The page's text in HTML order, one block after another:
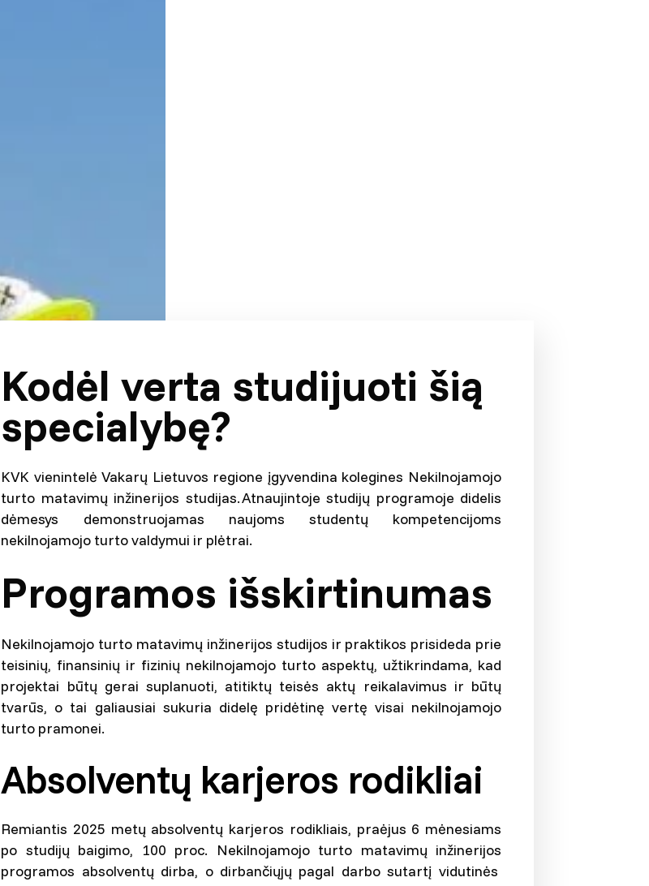
Kodėl verta studijuoti šią
specialybę?
KVK vienintelė Vakarų Lietuvos regione įgyvendina kolegines Nekilnojamojo
turto matavimų inžinerijos studijas. Atnaujintoje studijų programoje didelis
dėmesys demonstruojamas naujoms studentų kompetencijoms
nekilnojamojo turto valdymui ir plėtrai.
Programos išskirtinumas
Nekilnojamojo turto matavimų inžinerijos studijos ir praktikos prisideda prie
teisinių, finansinių ir fizinių nekilnojamojo turto aspektų, užtikrindama, kad
projektai būtų gerai suplanuoti, atitiktų teisės aktų reikalavimus ir būtų
tvarūs, o tai galiausiai sukuria didelę pridėtinę vertę visai nekilnojamojo
turto pramonei.
Absolventų karjeros rodikliai
Remiantis 2025 metų absolventų karjeros rodikliais, praėjus 6 mėnesiams
po studijų baigimo, 100 proc. Nekilnojamojo turto matavimų inžinerijos
programos absolventų dirba, o dirbančiųjų pagal darbo sutartį vidutinės